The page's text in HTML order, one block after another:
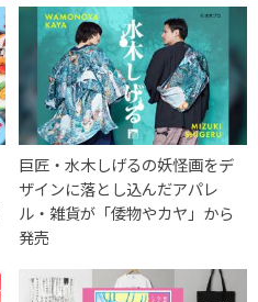
巨匠・水木しげるの妖怪画をデ
ザインに落とし込んだアパレ
ル・雑貨が「倭物やカヤ」から
発売